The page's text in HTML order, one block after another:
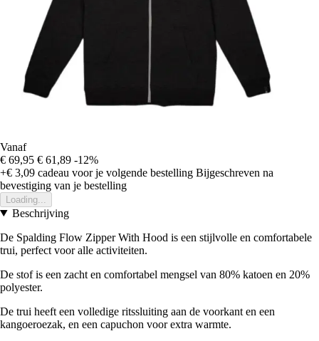
Vanaf
€ 69,95 € 61,89 -12%
+€ 3,09 cadeau voor je volgende bestelling Bijgeschreven na
bevestiging van je bestelling
Loading...
Beschrijving
De Spalding Flow Zipper With Hood is een stijlvolle en comfortabele
trui, perfect voor alle activiteiten.
De stof is een zacht en comfortabel mengsel van 80% katoen en 20%
polyester.
De trui heeft een volledige ritssluiting aan de voorkant en een
kangoeroezak, en een capuchon voor extra warmte.